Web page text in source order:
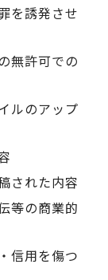
を誘発させ
無許可での
ルのアップ
された内容
等の商業的
信用を傷つ